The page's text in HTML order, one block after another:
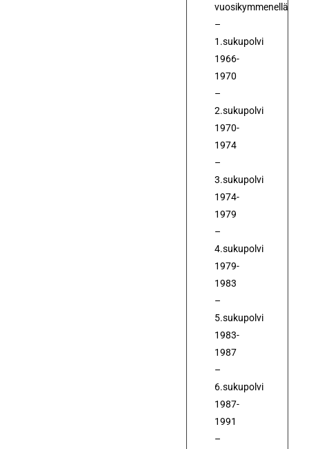
vuosikymmenellä
–
1.sukupolvi
1966-
1970
–
2.sukupolvi
1970-
1974
–
3.sukupolvi
1974-
1979
–
4.sukupolvi
1979-
1983
–
5.sukupolvi
1983-
1987
–
6.sukupolvi
1987-
1991
–